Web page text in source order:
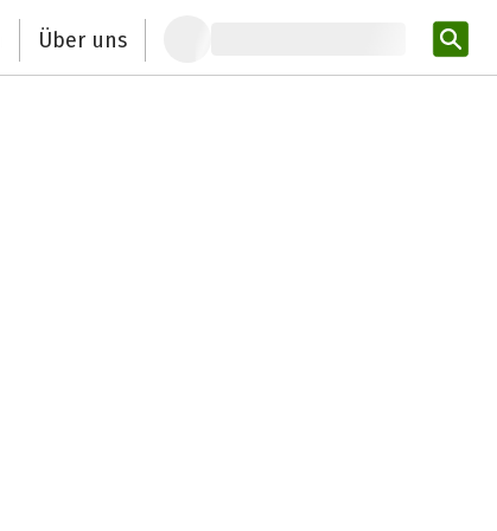
Über uns